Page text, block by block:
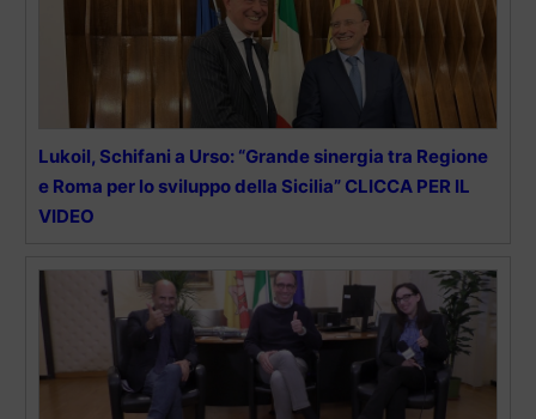
Lukoil, Schifani a Urso: “Grande sinergia tra Regione
e Roma per lo sviluppo della Sicilia” CLICCA PER IL
VIDEO